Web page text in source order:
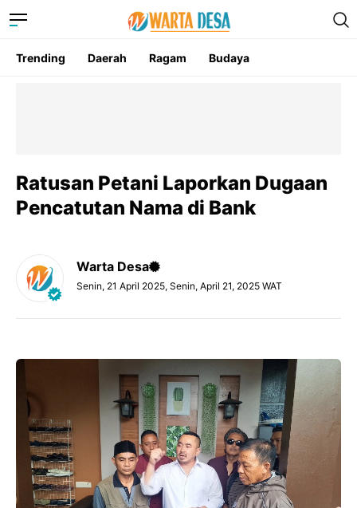
Trending Daerah Ragam Budaya
Ratusan Petani Laporkan Dugaan
Pencatutan Nama di Bank
Warta Desa
Senin, 21 April 2025, Senin, April 21, 2025 WAT